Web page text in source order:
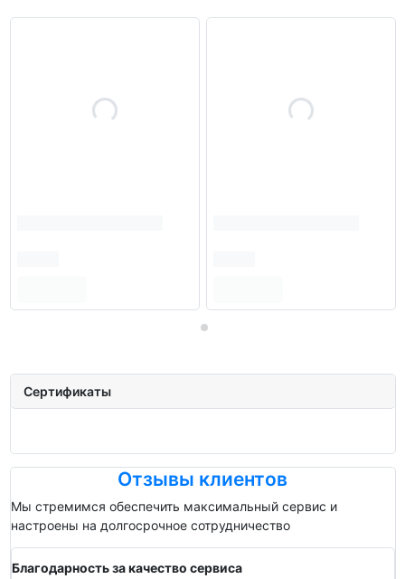
Сертификаты
Отзывы клиентов
Мы стремимся обеспечить максимальный сервис и
настроены на долгосрочное сотрудничество
Благодарность за качество сервиса